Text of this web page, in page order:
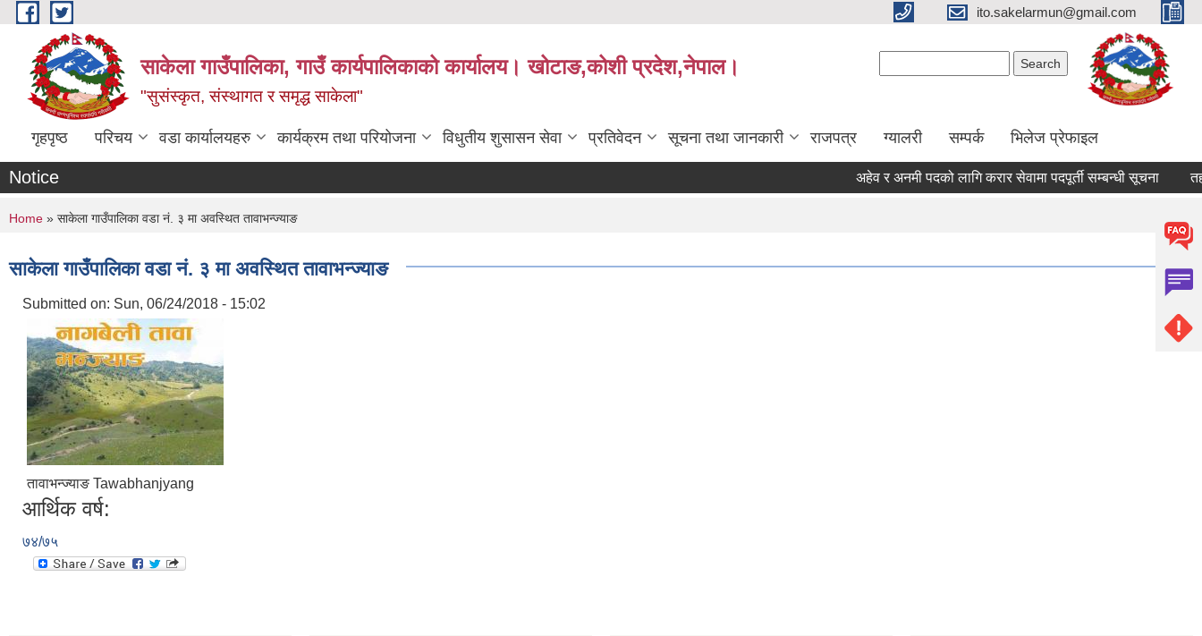
Skip to main content ito.sakelarmun@gmail.com
साकेला गाउँपालिका, गाउँ कार्यपालिकाको कार्यालय। खोटाङ,कोशी प्रदेश,नेपाल।
"सुसंस्कृत, संस्थागत र समृद्ध साकेला"
गृहपृष्ठ परिचय वडा कार्यालयहरु कार्यक्रम तथा परियोजना विधुतीय शुसासन सेवा प्रतिवेदन सूचना तथा जानकारी राजपत्र ग्यालरी सम्पर्क भिलेज प्रेफाइल
Notice अहेव र अनमी पदको लागि करार सेवामा पदपूर्ती सम्बन्धी सूचना
You are here
Home » साकेला गाउँपालिका वडा नं. ३ मा अवस्थित तावाभन्ज्याङ
साकेला गाउँपालिका वडा नं. ३ मा अवस्थित तावाभन्ज्याङ
Submitted on: Sun, 06/24/2018 - 15:02
तावाभन्ज्याङ Tawabhanjyang
आर्थिक वर्ष:
७४/७५